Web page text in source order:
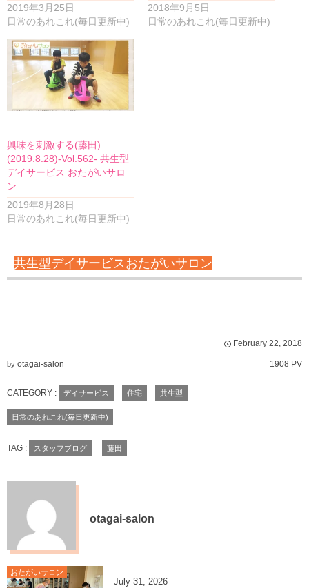
2019年3月25日
日常のあれこれ(毎日更新中)
2018年9月5日
日常のあれこれ(毎日更新中)
興味を刺激する(藤田)
(2019.8.28)-Vol.562- 共生型
デイサービス おたがいサロ
ン
2019年8月28日
日常のあれこれ(毎日更新中)
共生型デイサービスおたがいサロン
February 22, 2018
by otagai-salon 1908 PV
CATEGORY : デイサービス 住宅 共生型
日常のあれこれ(毎日更新中)
TAG : スタッフブログ 藤田
otagai-salon
おたがいサロン
July 31, 2026